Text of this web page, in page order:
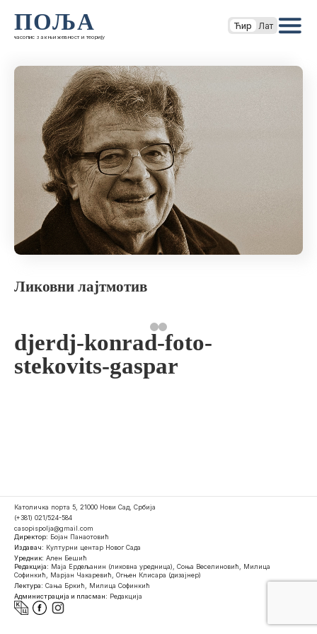
ПОЉА
часопис за књижевност и теорију
Ћир Лат
Ликовни лајтмотив
djerdj-konrad-foto-
stekovits-gaspar
Католичка порта 5, 21000 Нови Сад, Србија
(+381) 021/524-584
casopispolja@gmail.com
Директор: Бојан Панаотовић
Издавач: Културни центар Новог Сада
Уредник: Ален Бешић
Редакција: Маја Ердељанин (ликовна уредница), Соња Веселиновић, Милица
Софинкић, Марјан Чакаревић, Огњен Клисара (дизајнер)
Лектура: Сања Бркић, Милица Софинкић
Администрација и пласман: Редакција